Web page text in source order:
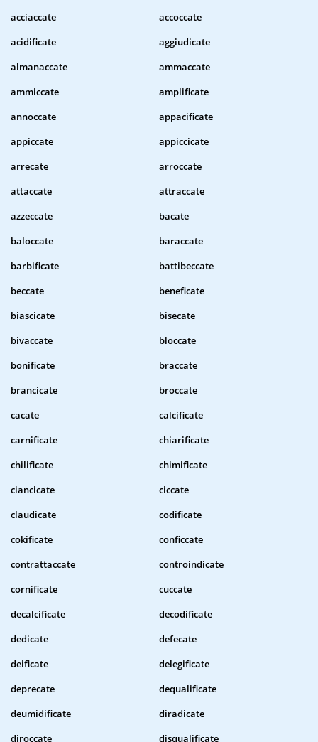
acciaccate
accoccate
acidificate
aggiudicate
almanaccate
ammaccate
ammiccate
amplificate
annoccate
appacificate
appiccate
appiccicate
arrecate
arroccate
attaccate
attraccate
azzeccate
bacate
baloccate
baraccate
barbificate
battibeccate
beccate
beneficate
biascicate
bisecate
bivaccate
bloccate
bonificate
braccate
brancicate
broccate
cacate
calcificate
carnificate
chiarificate
chilificate
chimificate
ciancicate
ciccate
claudicate
codificate
cokificate
conficcate
contrattaccate
controindicate
cornificate
cuccate
decalcificate
decodificate
dedicate
defecate
deificate
delegificate
deprecate
dequalificate
deumidificate
diradicate
diroccate
disqualificate